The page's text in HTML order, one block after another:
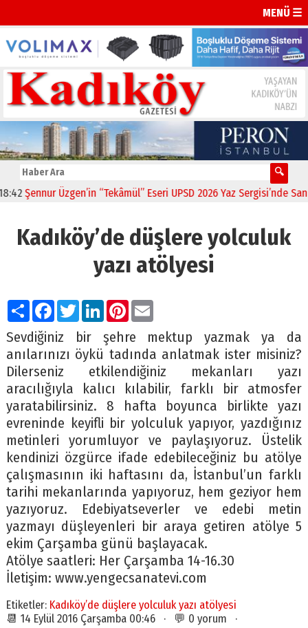
MENÜ ☰
Şennur Üzgen’in “Tekâmül” Eseri UPSD 2026 Yaz Sergisi’nde
Kadıköy’de düşlere yolculuk
yazı atölyesi
PaylaşFacebook
TwitterLinkedIn
Pinterest
Email
Sevdiğiniz bir şehre mektup yazmak ya da
anılarınızı öykü tadında anlatmak ister misiniz?
Dilerseniz etkilendiğiniz mekanları yazı
aracılığıyla kalıcı kılabilir, farklı bir atmosfer
yaratabilirsiniz. 8 hafta boyunca birlikte yazı
evreninde keyifli bir yolculuk yapıyor, yazdığınız
metinleri yorumluyor ve paylaşıyoruz. Üstelik
kendinizi özgürce ifade edebileceğiniz bu atölye
çalışmasının iki haftasını da, İstanbul’un farklı
tarihi mekanlarında yapıyoruz, hem geziyor hem
yazıyoruz. Edebiyatseverler ve edebi metin
yazmayı düşleyenleri bir araya getiren atölye 5
ekim Çarşamba günü başlayacak.
Atölye saatleri: Her Çarşamba 14-16.30
İletişim: www.yengecsanatevi.com
Etiketler: Kadıköy’de düşlere yolculuk yazı atölyesi
📆 14 Eylül 2016 Çarşamba 00:46 · 💬 0 yorum ·